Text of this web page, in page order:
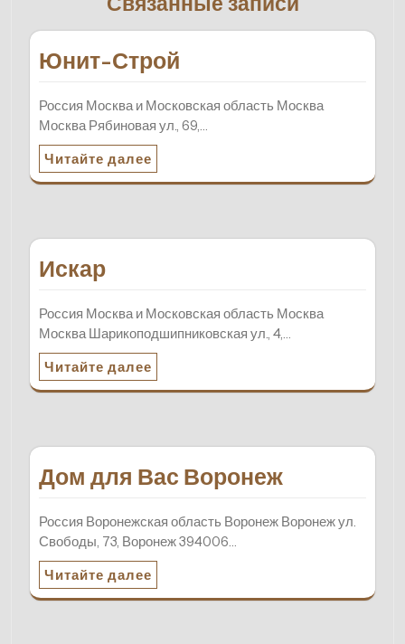
Юнит-Строй
Россия Москва и Московская область Москва
Москва Рябиновая ул., 69,…
Читайте далее
Искар
Россия Москва и Московская область Москва
Москва Шарикоподшипниковская ул., 4,…
Читайте далее
Дом для Вас Воронеж
Россия Воронежская область Воронеж Воронеж ул.
Свободы, 73, Воронеж 394006…
Читайте далее